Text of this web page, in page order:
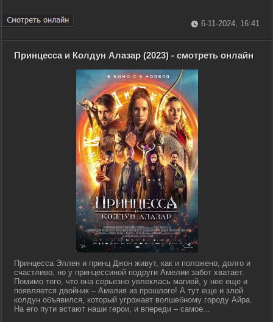
6-11-2024, 16:41
Принцесса и Колдун Алазар (2023) - смотреть онлайн
Принцесса Эллен и принц Джон живут, как и положено, долго и
счастливо, но у принцессиной подруги Амелии забот хватает.
Помимо того, что она серьезно увлеклась магией, у нее еще и
появляется двойник – Амелия из прошлого! А тут еще и злой
колдун объявился, который угрожает волшебному городу Айра.
На его пути встают наши герои, и впереди – самое...